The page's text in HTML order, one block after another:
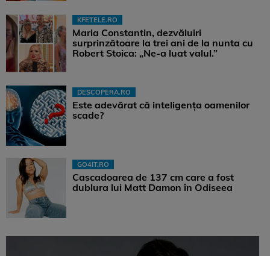
KFETELE.RO
Maria Constantin, dezvăluiri
surprinzătoare la trei ani de la nunta cu
Robert Stoica: „Ne-a luat valul.”
DESCOPERA.RO
Este adevărat că inteligența oamenilor
scade?
GO4IT.RO
Cascadoarea de 137 cm care a fost
dublura lui Matt Damon în Odiseea